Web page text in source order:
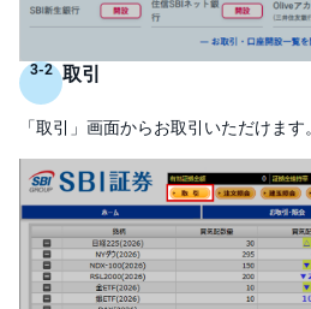
取引
「取引」画面からお取引いただけます。